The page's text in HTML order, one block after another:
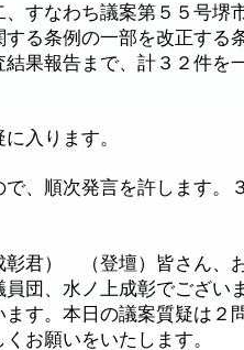
すなわち議案第５５号堺
る条例の一部を改正する
果報告まで、計３２件を
入ります。
、順次発言を許します。
君） （登壇）皆さん、
団、水ノ上成彰でござい
ます。本日の議案質疑は２
お願いをいたします。